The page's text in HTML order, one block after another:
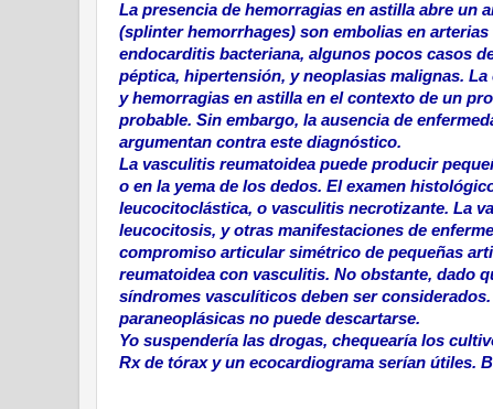
La presencia de hemorragias en astilla abre un
(splinter hemorrhages) son embolias en
endocarditis bacteriana, algunos pocos casos
péptica, hipertensión, y neoplasias malignas.
y hemorragias en astilla en el contexto de un
probable. Sin embargo, la ausencia de
argumentan contra este diagnóstico.
La vasculitis reumatoidea puede producir
o en la yema de los dedos. El examen
leucocitoclástica, o vasculitis necrotizante. La
leucocitosis, y otras manifestaciones de
compromiso articular simétrico de pequeñas
reumatoidea con vasculitis. No obstante, dado
síndromes vasculíticos deben ser
paraneoplásicas no puede descartarse.
Yo suspendería las drogas, chequearía los
Rx de tórax y un ecocardiograma serían útiles.